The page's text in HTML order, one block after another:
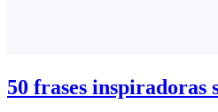
50 frases inspiradoras